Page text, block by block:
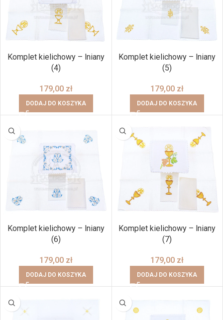
Komplet kielichowy – lniany
(4)
179,00 zł
DODAJ DO KOSZYKA
Komplet kielichowy – lniany
(5)
179,00 zł
DODAJ DO KOSZYKA
Komplet kielichowy – lniany
(6)
179,00 zł
DODAJ DO KOSZYKA
Komplet kielichowy – lniany
(7)
179,00 zł
DODAJ DO KOSZYKA